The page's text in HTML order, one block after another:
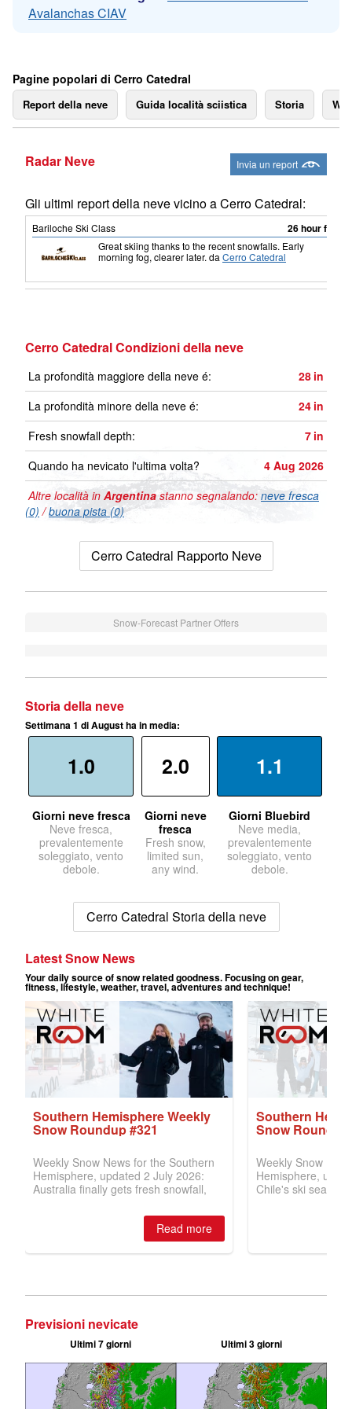
Avalanchas CIAV
Pagine popolari di Cerro Catedral
Report della neve Guida località sciistica Storia
Radar Neve Invia un report
Gli ultimi report della neve vicino a Cerro Catedral:
Bariloche Ski Class 26 hour fa
Great skiing thanks to the recent snowfalls. Early
morning fog, clearer later. da Cerro Catedral
Cerro Catedral Condizioni della neve
La profondità maggiore della neve é: 28 in
La profondità minore della neve é:
24 in
Fresh snowfall depth:
7 in
Quando ha nevicato l'ultima volta?
4 Aug 2026
Altre località in Argentinastanno segnalando: neve fresca
(0) /buona pista (0)
Cerro Catedral Rapporto Neve
Snow-Forecast Partner Offers
Storia della neve
Settimana 1 di August ha in media:
1.0
Giorni neve fresca
Neve fresca,
prevalentemente
soleggiato, vento
debole.
2.0
Giorni neve
fresca
Fresh snow,
limited sun,
any wind.
1.1
Giorni Bluebird
Neve media,
prevalentemente
soleggiato, vento
debole.
Cerro Catedral Storia della neve
Previsioni nevicate
Ultimi 7 giorni Ultimi 3 giorni